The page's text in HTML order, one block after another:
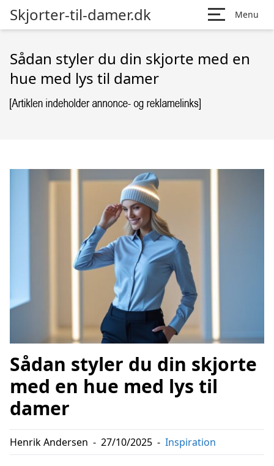
Skjorter-til-damer.dk Menu
Sådan styler du din skjorte med en
hue med lys til damer
Sådan styler du din skjorte
med en hue med lys til
damer
Henrik Andersen - 27/10/2025 - Inspiration